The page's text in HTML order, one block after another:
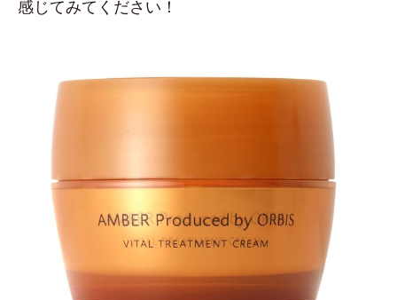
感じてみてください！